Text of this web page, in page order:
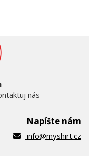
nás
Napíšte nám
info@myshirt.cz